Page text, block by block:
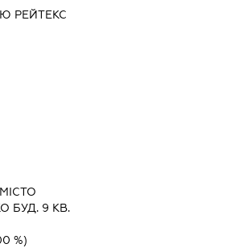
РЕЙТЕКС
БУД. 9 КВ.
%)